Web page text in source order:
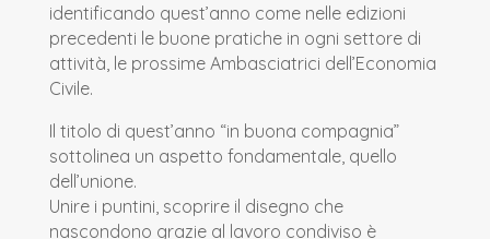
identificando quest’anno come nelle edizioni
precedenti le buone pratiche in ogni settore di
attività, le prossime Ambasciatrici dell’Economia
Civile.
Il titolo di quest’anno “in buona compagnia”
sottolinea un aspetto fondamentale, quello
dell’unione.
Unire i puntini, scoprire il disegno che
nascondono grazie al lavoro condiviso è